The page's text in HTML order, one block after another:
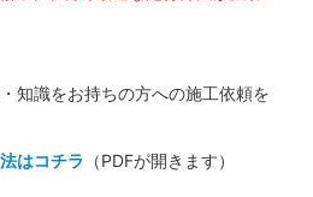
知識をお持ちの方への施工依頼を
はコチラ （PDFが開きます）